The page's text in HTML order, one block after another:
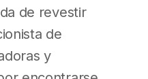
de revestir
de
y